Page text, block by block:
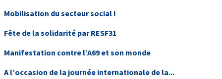
Mobilisation du secteur social !
Fête de la solidarité par RESF31
Manifestation contre l’A69 et son monde
A l’occasion de la journée internationale de la...